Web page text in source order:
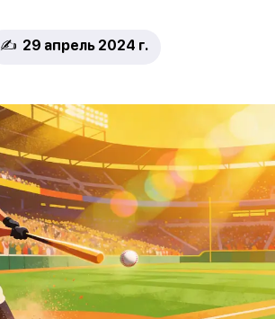
✍️ 29 апрель 2024 г.